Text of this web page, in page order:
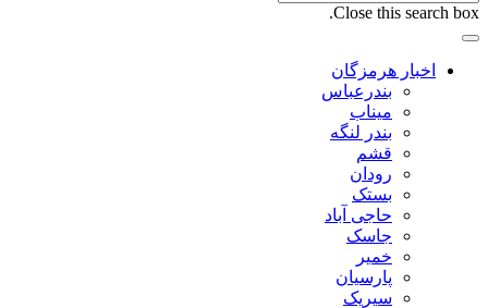
Close this search box.
اخبار هرمزگان
بندرعباس
میناب
بندر لنگه
قشم
رودان
بستک
حاجی آباد
جاسک
خمیر
پارسیان
سیریک